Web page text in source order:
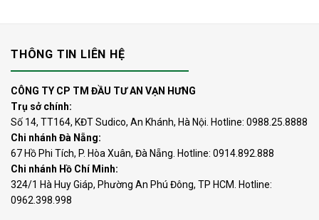
THÔNG TIN LIÊN HỆ
CÔNG TY CP TM ĐẦU TƯ AN VẠN HƯNG
Trụ sở chính:
Số 14, TT164, KĐT Sudico, An Khánh, Hà Nội. Hotline: 0988.25.8888
Chi nhánh Đà Nẵng:
67 Hồ Phi Tích, P. Hòa Xuân, Đà Nẵng. Hotline: 0914.892.888
Chi nhánh Hồ Chí Minh:
324/1 Hà Huy Giáp, Phường An Phú Đông, TP HCM. Hotline:
0962.398.998